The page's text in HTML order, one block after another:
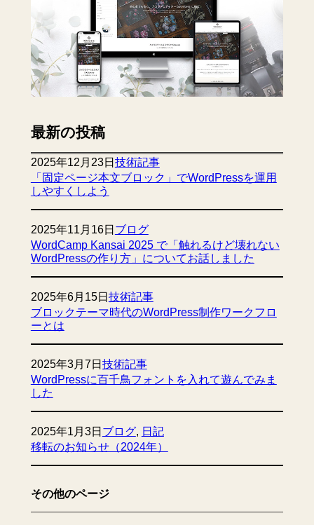
最新の投稿
2025年12月23日 技術記事
「固定ページ本文ブロック」でWordPressを運用
しやすくしよう
2025年11月16日 ブログ
WordCamp Kansai 2025 で「触れるけど壊れない
WordPressの作り方」についてお話しました
2025年6月15日 技術記事
ブロックテーマ時代のWordPress制作ワークフロ
ーとは
2025年3月7日 技術記事
WordPressに百千鳥フォントを入れて遊んでみま
した
2025年1月3日 ブログ, 日記
移転のお知らせ（2024年）
その他のページ